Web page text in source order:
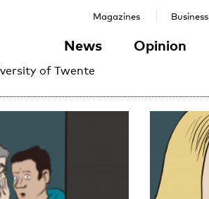
of Twente
News Opinion
Magazines